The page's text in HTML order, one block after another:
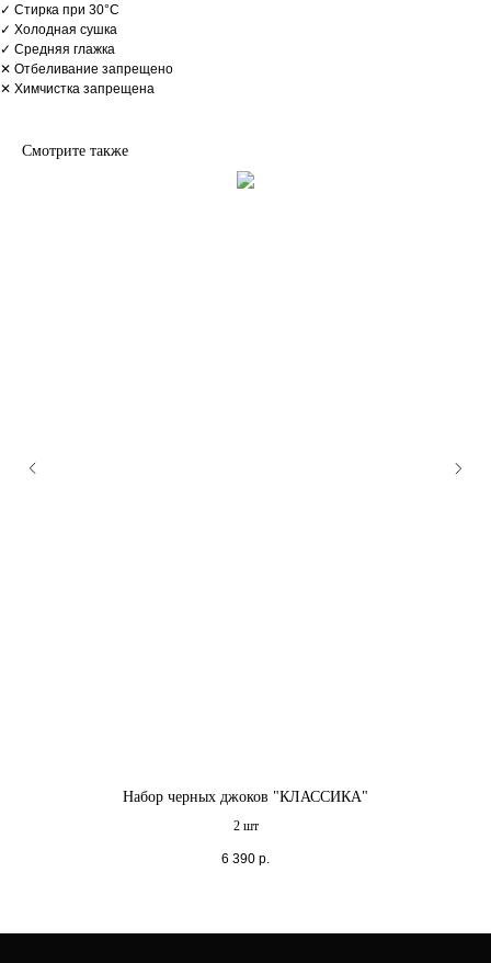
✓ Стирка при 30°С
✓ Холодная сушка
✓ Средняя глажка
✕ Отбеливание запрещено
✕ Химчистка запрещена
Смотрите также
Набор черных джоков "КЛАССИКА"
2 шт
6 390 р.